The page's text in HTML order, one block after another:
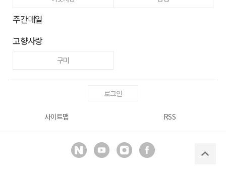
주간매일
고향사랑
구미
로그인
사이트맵 RSS